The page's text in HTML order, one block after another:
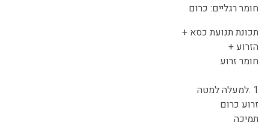
חומר רגליים: כרום
תכונת תנועת כסא +
הזרוע +
חומר זרוע
1 .למעלה למטה
זרוע כרום
תמיכה